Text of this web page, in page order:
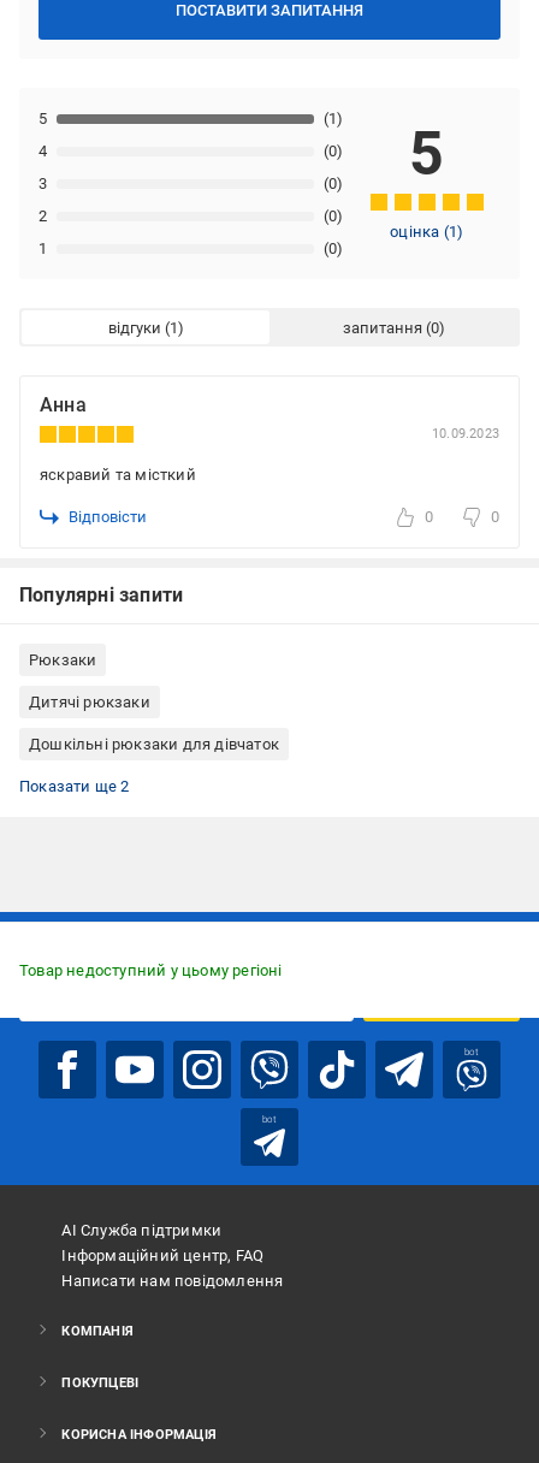
ПОСТАВИТИ ЗАПИТАННЯ
1 (0)
2 (0)
3 (0)
4 (0)
5 (1)
5
оцінка (1)
відгуки запитання
Анна
10.09.2023
яскравий та місткий
Відповісти 0 0
Популярні запити
Рюкзаки
Дитячі рюкзаки
Дошкільні рюкзаки для дівчаток
Дошкільні рюкзаки для хлопчиків
Дошкільні рюкзаки Supercute
Показати ще 2
Товар недоступний у цьому регіоні
bot
bot
АІ Служба підтримки
Інформаційний центр, FAQ
Написати нам повідомлення
КОМПАНІЯ
ПОКУПЦЕВІ
КОРИСНА ІНФОРМАЦІЯ